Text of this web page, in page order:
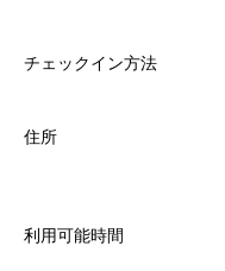
チェックイン方法
住所
利用可能時間